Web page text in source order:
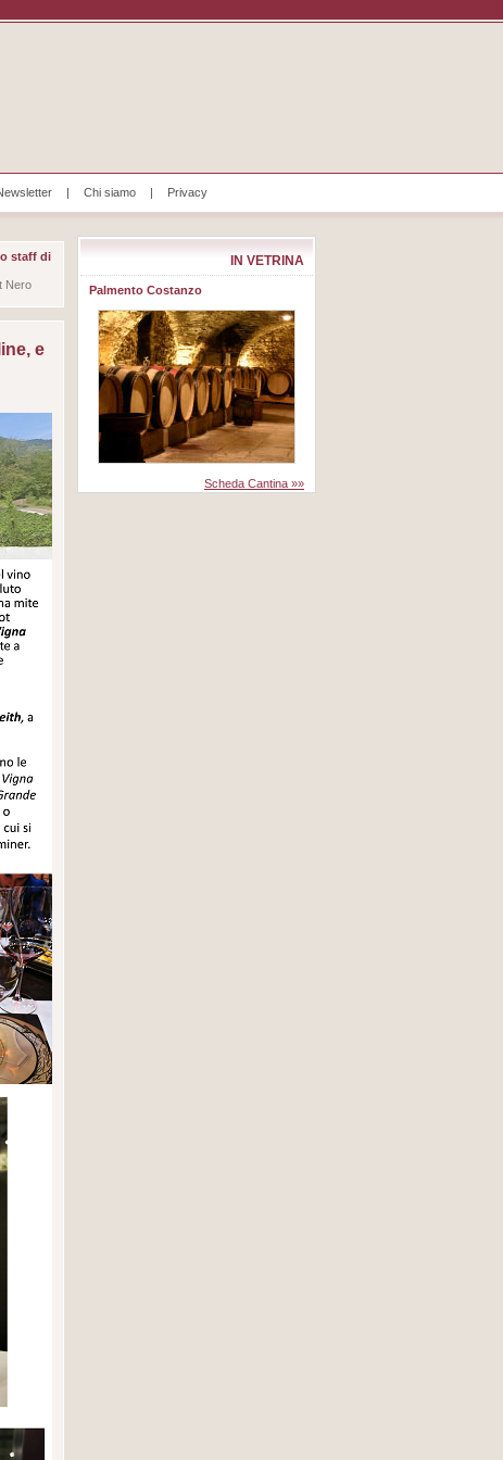
| Chi siamo | Privacy
staff di
Nero
e
IN VETRINA
Palmento Costanzo
Scheda Cantina »»